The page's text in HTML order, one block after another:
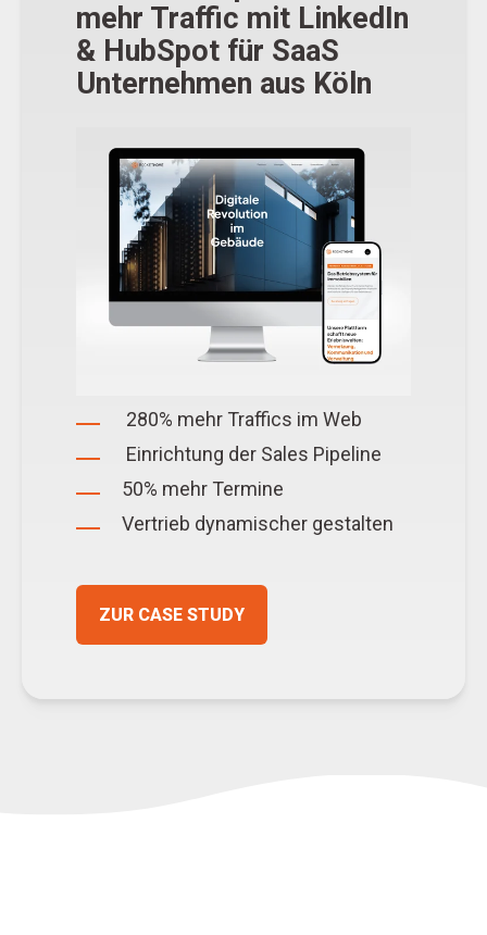
mehr Traffic mit LinkedIn
& HubSpot für SaaS
Unternehmen aus Köln
280% mehr Traffics im Web
Einrichtung der Sales Pipeline
50% mehr Termine
Vertrieb dynamischer gestalten
ZUR CASE STUDY